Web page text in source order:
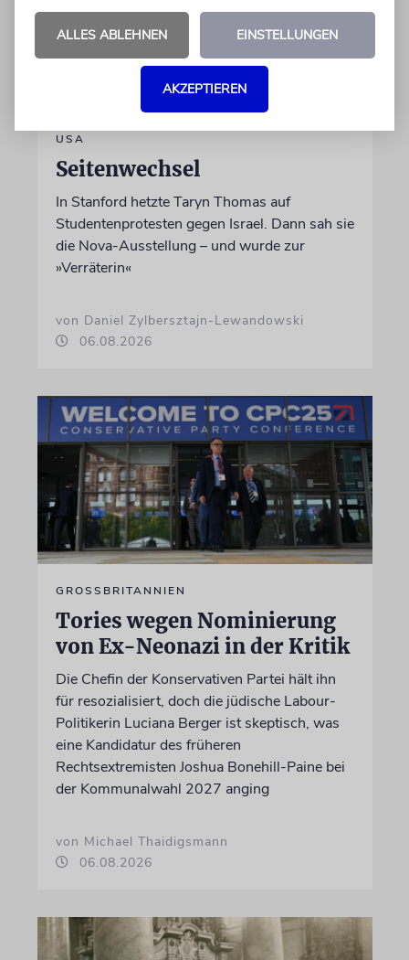
USA
Seitenwechsel
In Stanford hetzte Taryn Thomas auf
Studentenprotesten gegen Israel. Dann sah sie
die Nova-Ausstellung – und wurde zur
»Verräterin«
von Daniel Zylbersztajn-Lewandowski
06.08.2026
GROSSBRITANNIEN
Tories wegen Nominierung
von Ex-Neonazi in der Kritik
Die Chefin der Konservativen Partei hält ihn
für resozialisiert, doch die jüdische Labour-
Politikerin Luciana Berger ist skeptisch, was
eine Kandidatur des früheren
Rechtsextremisten Joshua Bonehill-Paine bei
der Kommunalwahl 2027 anging
von Michael Thaidigsmann
06.08.2026
ALLES ABLEHNEN EINSTELLUNGEN
AKZEPTIEREN